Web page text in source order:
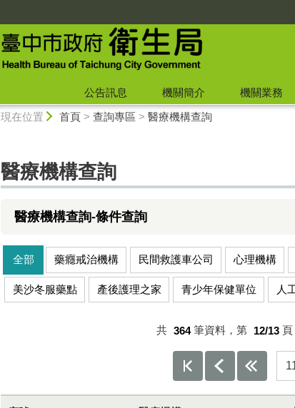
公告訊息 機關簡介 機關業務
現在位置 首頁> 查詢專區 > 醫療機構查詢
醫療機構查詢
醫療機構查詢-條件查詢
全部 藥癮戒治機構 民間救護車公司 心理機構
美沙冬服藥點 產後護理之家 青少年保健單位 人
共 364 筆資料，第 12/13 頁